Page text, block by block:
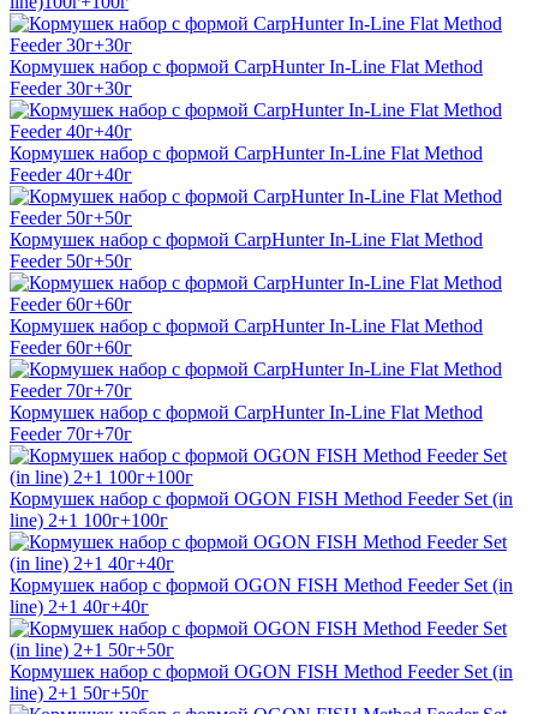
Кормушек набор с формой CarpHunter In-Line Flat Method
Feeder 30г+30г
Кормушек набор с формой CarpHunter In-Line Flat Method
Feeder 40г+40г
Кормушек набор с формой CarpHunter In-Line Flat Method
Feeder 50г+50г
Кормушек набор с формой CarpHunter In-Line Flat Method
Feeder 60г+60г
Кормушек набор с формой CarpHunter In-Line Flat Method
Feeder 70г+70г
Кормушек набор с формой OGON FISH Method Feeder Set (in
line) 2+1 100г+100г
Кормушек набор с формой OGON FISH Method Feeder Set (in
line) 2+1 40г+40г
Кормушек набор с формой OGON FISH Method Feeder Set (in
line) 2+1 50г+50г